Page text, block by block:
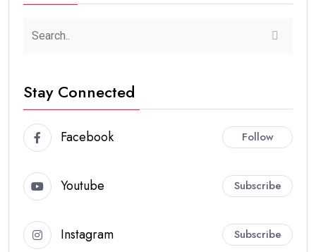
Stay Connected
Facebook Follow
Youtube Subscribe
Instagram Subscribe